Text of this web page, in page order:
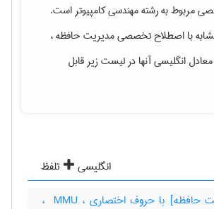
مربوط به رشتهمهندسی كامپيوتراست.
با اصطلاح تخصصیمدیریت حافظه ،
انگلیسی آنها در لیست زیر قابل
انگلیسی
تلفظ
[واحد مدیریت حافظه] با حروف اختصاری ، ‎ MMU ،